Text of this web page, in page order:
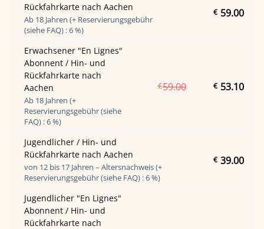
Rückfahrkarte nach Aachen
Ab 18 Jahren (+ Reservierungsgebühr
(siehe FAQ) : 6 %)
€ 59.00
Erwachsener "En Lignes"
Abonnent / Hin- und
Rückfahrkarte nach
Aachen
Ab 18 Jahren (+
Reservierungsgebühr (siehe
FAQ) : 6 %)
€59.00 € 53.10
Jugendlicher / Hin- und
Rückfahrkarte nach Aachen
von 12 bis 17 Jahren – Altersnachweis (+
Reservierungsgebühr (siehe FAQ) : 6 %)
€ 39.00
Jugendlicher "En Lignes"
Abonnent / Hin- und
Rückfahrkarte nach